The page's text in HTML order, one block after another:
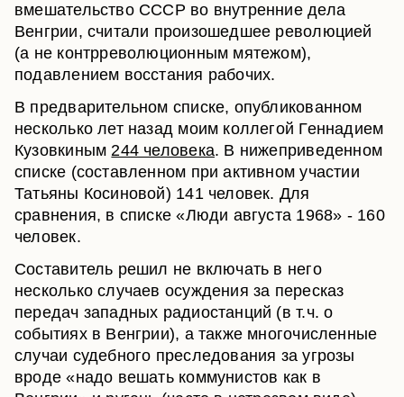
вмешательство СССР во внутренние дела
Венгрии, считали произошедшее революцией
(а не контрреволюционным мятежом),
подавлением восстания рабочих.
В предварительном списке, опубликованном
несколько лет назад моим коллегой Геннадием
Кузовкиным244 человека. В нижеприведенном
списке (составленном при активном участии
Татьяны Косиновой) 141 человек. Для
сравнения, в списке «Люди августа 1968» - 160
человек.
Составитель решил не включать в него
несколько случаев осуждения за пересказ
передач западных радиостанций (в т.ч. о
событиях в Венгрии), а также многочисленные
случаи судебного преследования за угрозы
вроде «надо вешать коммунистов как в